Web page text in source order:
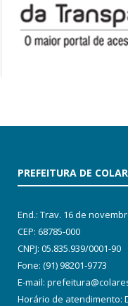
PREFEITURA DE
End.: Trav. 16 de
CEP: 68785-000
CNPJ: 05.835.939/0001-90
Fone: (91) 98201-9773
E-mail:
Horário de atendimento: